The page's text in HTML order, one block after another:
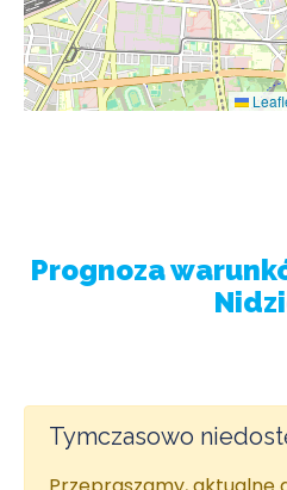
Prognoza
Tymczasowo